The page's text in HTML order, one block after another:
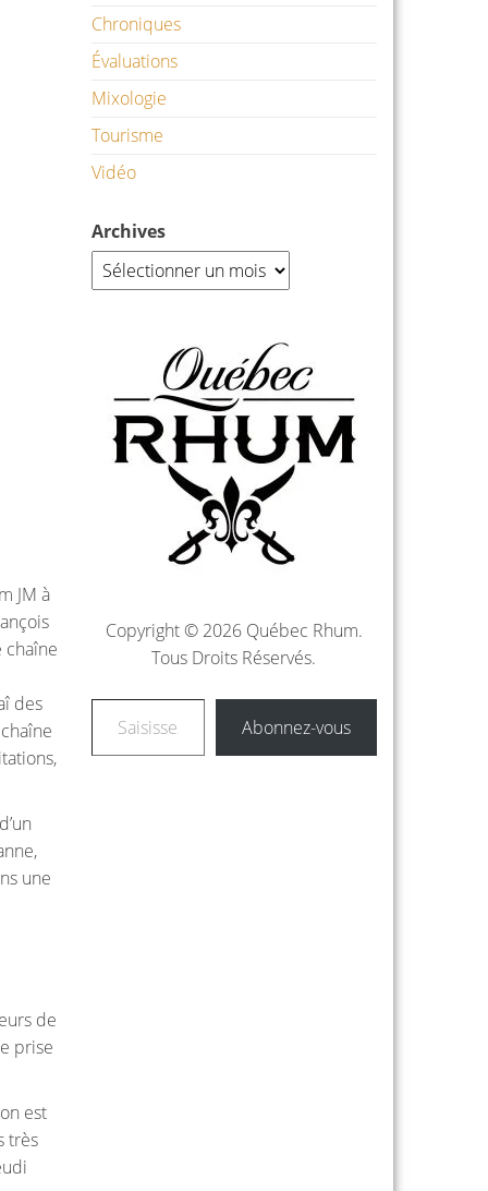
JM à
chaîne
des
une
de
prise
est
très
Chroniques
Évaluations
Mixologie
Tourisme
Vidéo
Archives
Copyright © 2026 Québec Rhum.
Tous Droits Réservés.
Abonnez-vous